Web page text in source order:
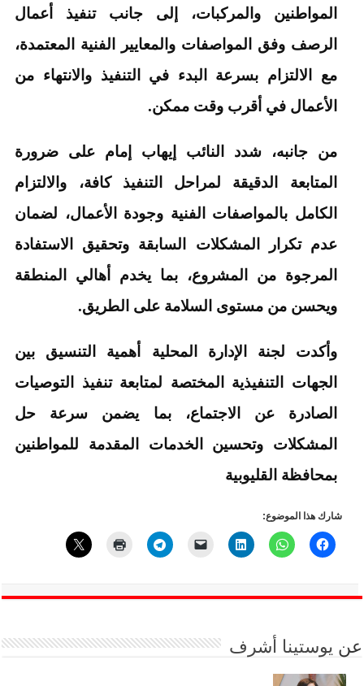
المواطنين والمركبات، إلى جانب تنفيذ أعمال
الرصف وفق المواصفات والمعايير الفنية المعتمدة،
مع الالتزام بسرعة البدء في التنفيذ والانتهاء من
الأعمال في أقرب وقت ممكن.
من جانبه، شدد النائب إيهاب إمام على ضرورة
المتابعة الدقيقة لمراحل التنفيذ كافة، والالتزام
الكامل بالمواصفات الفنية وجودة الأعمال، لضمان
عدم تكرار المشكلات السابقة وتحقيق الاستفادة
المرجوة من المشروع، بما يخدم أهالي المنطقة
ويحسن من مستوى السلامة على الطريق.
وأكدت لجنة الإدارة المحلية أهمية التنسيق بين
الجهات التنفيذية المختصة لمتابعة تنفيذ التوصيات
الصادرة عن الاجتماع، بما يضمن سرعة حل
المشكلات وتحسين الخدمات المقدمة للمواطنين
بمحافظة القليوبية
شارك هذا الموضوع:
عن يوستينا أشرف